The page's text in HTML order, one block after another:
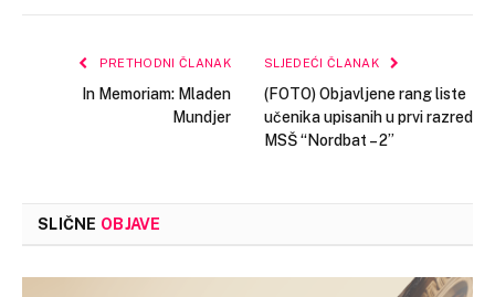
PRETHODNI ČLANAK
In Memoriam: Mladen
Mundjer
SLJEDEĆI ČLANAK
(FOTO) Objavljene rang liste
učenika upisanih u prvi razred
MSŠ “Nordbat – 2”
SLIČNE OBJAVE